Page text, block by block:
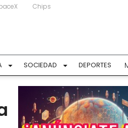
Chips
SOCIEDAD DEPORTES